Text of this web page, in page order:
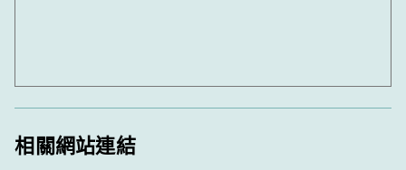
相關網站連結